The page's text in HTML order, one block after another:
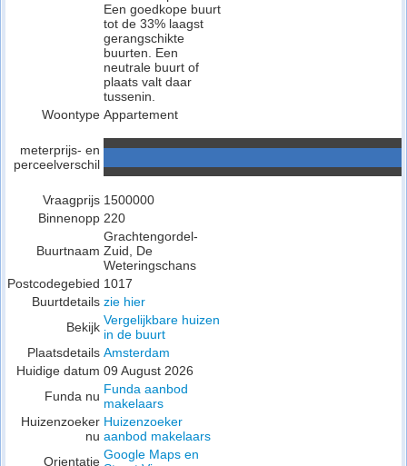
Een goedkope buurt
tot de 33% laagst
gerangschikte
buurten. Een
neutrale buurt of
plaats valt daar
tussenin.
Woontype Appartement
meterprijs- en
perceelverschil
Vraagprijs 1500000
Binnenopp 220
Buurtnaam
Grachtengordel-
Zuid, De
Weteringschans
Postcodegebied 1017
Buurtdetails zie hier
Bekijk Vergelijkbare huizen
in de buurt
Plaatsdetails Amsterdam
Huidige datum 09 August 2026
Funda nu Funda aanbod
makelaars
Huizenzoeker
nu
Huizenzoeker
aanbod makelaars
Orientatie Google Maps en